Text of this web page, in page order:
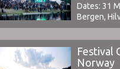
Dates: 31
Bergen,
Festival
Norway